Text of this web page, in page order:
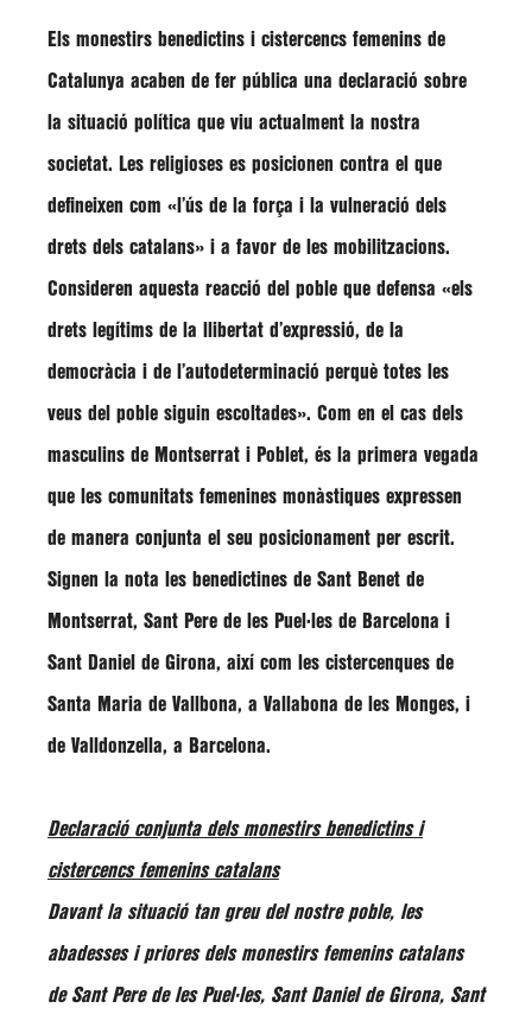
Els monestirs benedictins i cistercencs femenins de
Catalunya acaben de fer pública una declaració sobre
la situació política que viu actualment la nostra
societat. Les religioses es posicionen contra el que
defineixen com «l’ús de la força i la vulneració dels
drets dels catalans» i a favor de les mobilitzacions.
Consideren aquesta reacció del poble que defensa «els
drets legítims de la llibertat d’expressió, de la
democràcia i de l’autodeterminació perquè totes les
veus del poble siguin escoltades». Com en el cas dels
masculins de Montserrat i Poblet, és la primera vegada
que les comunitats femenines monàstiques expressen
de manera conjunta el seu posicionament per escrit.
Signen la nota les benedictines de Sant Benet de
Montserrat, Sant Pere de les Puel·les de Barcelona i
Sant Daniel de Girona, així com les cistercenques de
Santa Maria de Vallbona, a Vallabona de les Monges, i
de Valldonzella, a Barcelona.
Declaració conjunta dels monestirs benedictins i
cistercencs femenins catalans
Davant la situació tan greu del nostre poble, les
abadesses i priores dels monestirs femenins catalans
de Sant Pere de les Puel·les, Sant Daniel de Girona, Sant